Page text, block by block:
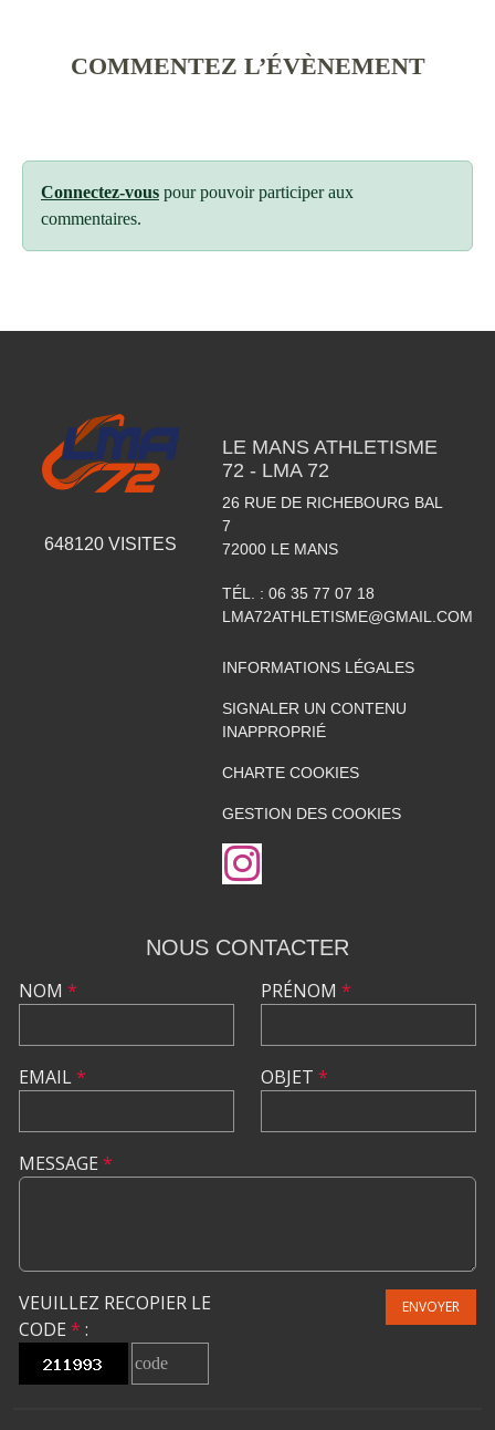
COMMENTEZ L’ÉVÈNEMENT
Connectez-vous pour pouvoir participer aux
commentaires.
648120 VISITES
LE MANS ATHLETISME
72 - LMA 72
26 RUE DE RICHEBOURG BAL
7
72000 LE MANS
TÉL. : 06 35 77 07 18
LMA72ATHLETISME@GMAIL.COM
INFORMATIONS LÉGALES
SIGNALER UN CONTENU
INAPPROPRIÉ
CHARTE COOKIES
GESTION DES COOKIES
NOUS CONTACTER
NOM *
EMAIL*
PRÉNOM *
OBJET *
MESSAGE *
VEUILLEZ RECOPIER LE
CODE * :
ENVOYER